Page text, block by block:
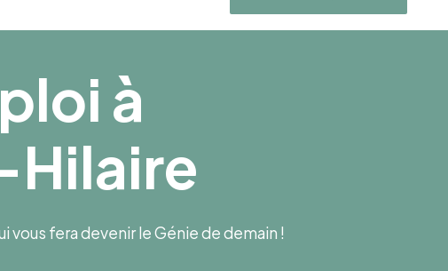
à
vous fera devenir le Génie de demain !